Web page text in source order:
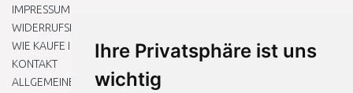
Ihre Privatsphäre ist uns
wichtig
IMPRESSUM
WIDERRUFSRECHT
WIE KAUFE ICH EIN?
KONTAKT
ALLGEMEINEN GESCHÄFTSBEDINGUNGEN